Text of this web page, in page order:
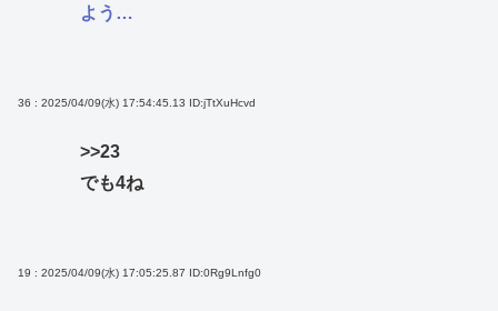
よう…
36 : 2025/04/09(水) 17:54:45.13 ID:jTtXuHcvd
>>23
でも4ね
19 : 2025/04/09(水) 17:05:25.87 ID:0Rg9Lnfg0